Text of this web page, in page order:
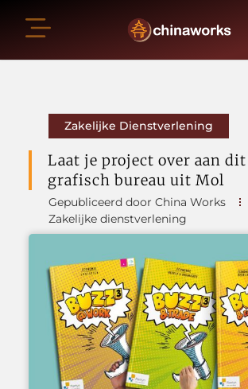
Zakelijke Dienstverlening
Laat je project over aan
grafisch bureau uit Mol
Gepubliceerd door China Works
Zakelijke dienstverlening